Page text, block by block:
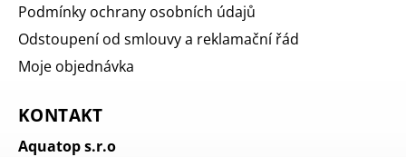
Podmínky ochrany osobních údajů
Odstoupení od smlouvy a reklamační řád
Moje objednávka
KONTAKT
Aquatop s.r.o